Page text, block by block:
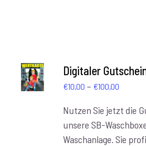
WÄHLEN
/
Digitaler
€10,00 – €100,00
bis
Nutzen Sie jetzt die
unsere SB-
Waschanlage. Sie